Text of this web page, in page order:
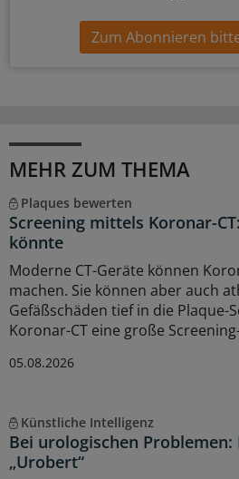
Zum Abonnieren
MEHR ZUM THEMA
Plaques bewerten
Screening mittels Koronar-
könnte
Moderne CT-Geräte können
machen. Sie können aber auch
Gefäßschäden tief in die Plaque-
Koronar-CT eine große
05.08.2026
Künstliche Intelligenz
Bei urologischen Problemen:
„Urobert“